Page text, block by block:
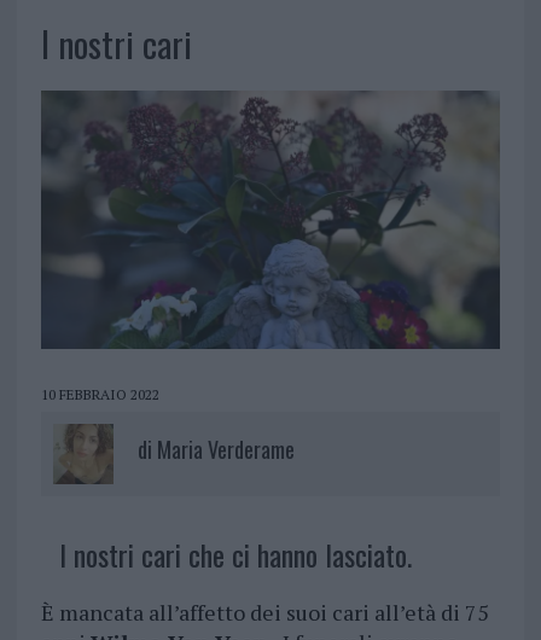
I nostri cari
10 FEBBRAIO 2022
di Maria Verderame
I nostri cari che ci hanno lasciato.
È mancata all’affetto dei suoi cari all’età di 75